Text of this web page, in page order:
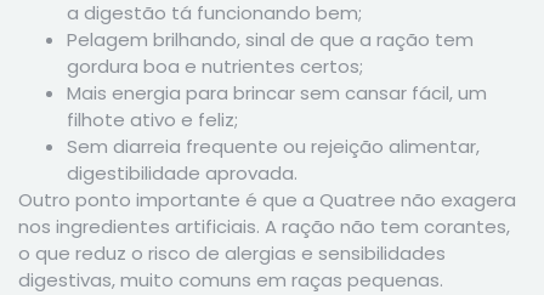
a digestão tá funcionando bem;
Pelagem brilhando, sinal de que a ração tem
gordura boa e nutrientes certos;
Mais energia para brincar sem cansar fácil, um
filhote ativo e feliz;
Sem diarreia frequente ou rejeição alimentar,
digestibilidade aprovada.
Outro ponto importante é que a Quatree não exagera
nos ingredientes artificiais. A ração não tem corantes,
o que reduz o risco de alergias e sensibilidades
digestivas, muito comuns em raças pequenas.